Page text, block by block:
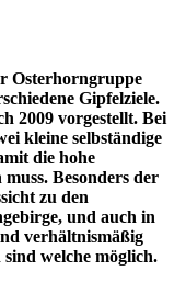
Osterhorngruppe
Gipfelziele.
2009 vorgestellt. Bei
kleine selbständige
die hohe
Besonders der
zu den
und auch in
verhältnismäßig
welche möglich.